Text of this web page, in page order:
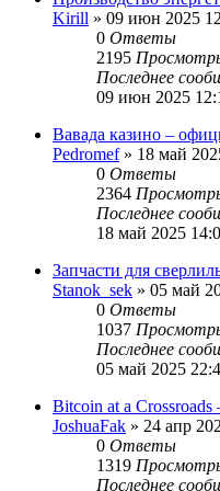
Kirill » 09 июн 2025
0 Ответы
2195
Последнее
09 июн 2025
Вавада казино –
Pedromef» 18 май
0 Ответы
2364
Последнее
18 май 2025
Запчасти для
Stanok_sek » 05 май
0 Ответы
1037
Последнее
05 май 2025
Bitcoin at a
JoshuaFak » 24 апр
0 Ответы
1319
Последнее